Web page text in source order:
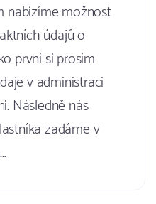
nabízíme možnost
údajů o
první si prosím
v administraci
Následně nás
zadáme v